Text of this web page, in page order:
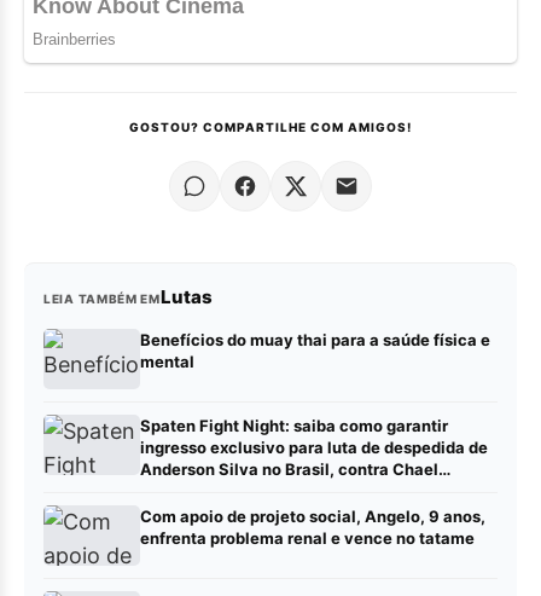
GOSTOU? COMPARTILHE COM AMIGOS!
LEIA TAMBÉM EMLutas
Benefícios do muay thai para a saúde física e
mental
Spaten Fight Night: saiba como garantir
ingresso exclusivo para luta de despedida de
Anderson Silva no Brasil, contra Chael
Com apoio de projeto social, Angelo, 9 anos,
enfrenta problema renal e vence no tatame